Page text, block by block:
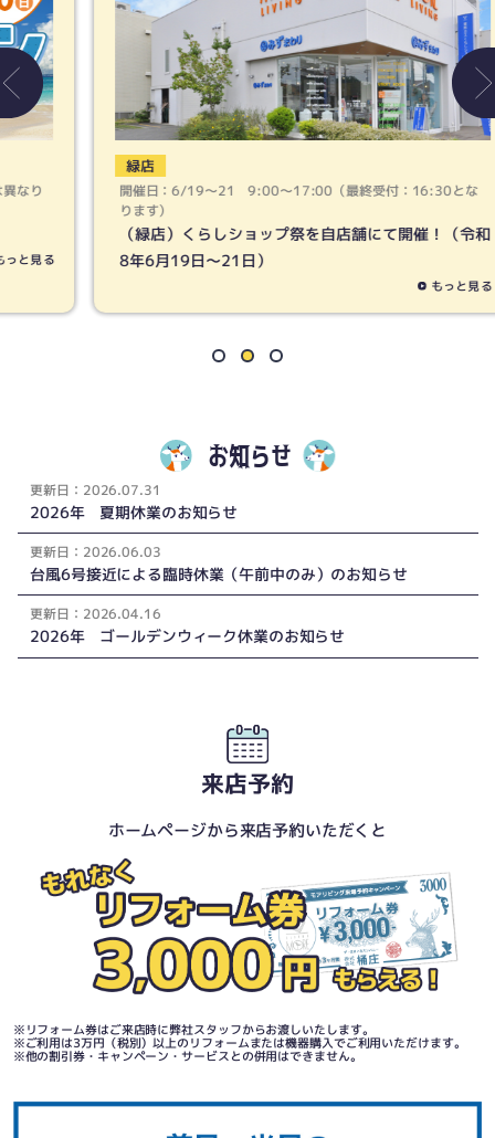
開催日：6/19〜21 9:00〜17:00（最終受付：16:30とな
（緑店）くらしショップ祭を自店舗にて開催！（令和
8年6月19日〜21日）
もっと見る
お知らせ
更新日： 2026.07.31
2026年 夏期休業のお知らせ
更新日： 2026.06.03
台風6号接近による臨時休業（午前中のみ）のお知らせ
更新日： 2026.04.16
2026年 ゴールデンウィーク休業のお知らせ
来店予約
ホームページから来店予約いただくと
リフォーム券はご来店時に弊社スタッフからお渡しいたします。
ご利用は3万円（税別）以上のリフォームまたは機器購入でご利用いただけます。
他の割引券・キャンペーン・サービスとの併用はできません。